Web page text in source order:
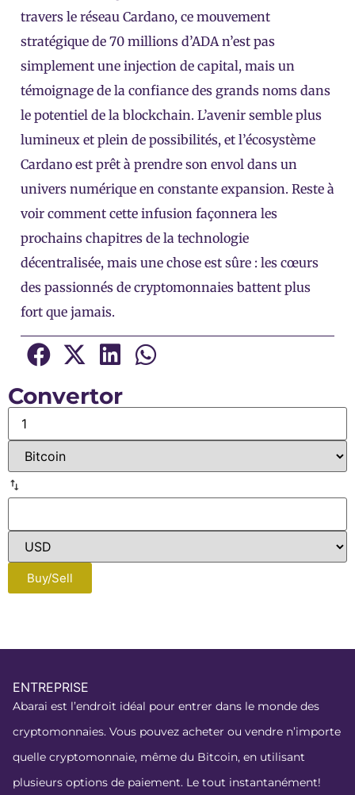
Convertor
Buy/Sell
travers le réseau Cardano, ce mouvement
stratégique de 70 millions d’ADA n’est pas
simplement une injection de capital, mais un
témoignage de la confiance des grands noms dans
le potentiel de la blockchain. L’avenir semble plus
lumineux et plein de possibilités, et l’écosystème
Cardano est prêt à prendre son envol dans un
univers numérique en constante expansion. Reste à
voir comment cette infusion façonnera les
prochains chapitres de la technologie
décentralisée, mais une chose est sûre : les cœurs
des passionnés de cryptomonnaies battent plus
fort que jamais.
ENTREPRISE
Abarai est l’endroit idéal pour entrer dans le monde des
cryptomonnaies. Vous pouvez acheter ou vendre n’importe
quelle cryptomonnaie, même du Bitcoin, en utilisant
plusieurs options de paiement. Le tout instantanément!